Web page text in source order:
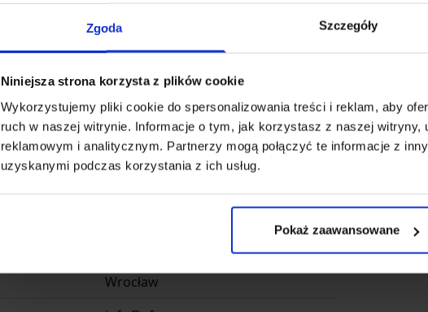
Zgoda Szczegóły
Niniejsza strona korzysta z plików cookie
Wykorzystujemy pliki cookie do spersonalizowania treści i reklam, aby
ruch w naszej witrynie. Informacje o tym, jak korzystasz z naszej witryny,
reklamowym i analitycznym. Partnerzy mogą połączyć te informacje z
uzyskanymi podczas korzystania z ich usług.
Pokaż zaawansowane
SPE-GF CORP Sp. Z o.o. Sp.k.
ul. Jana Długosza 42-46
Wrocław